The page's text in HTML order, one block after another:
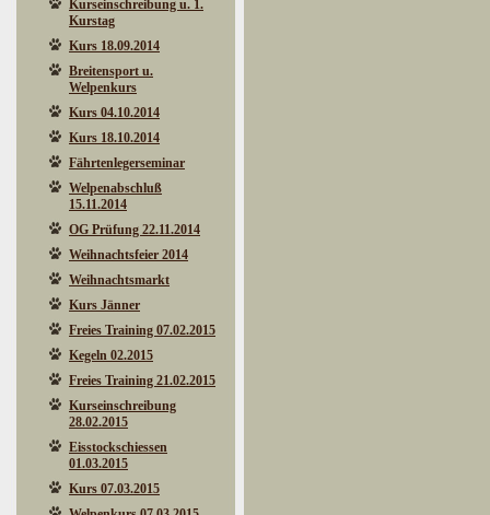
Kurseinschreibung u. 1.
Kurstag
Kurs 18.09.2014
Breitensport u.
Welpenkurs
Kurs 04.10.2014
Kurs 18.10.2014
Fährtenlegerseminar
Welpenabschluß
15.11.2014
OG Prüfung 22.11.2014
Weihnachtsfeier 2014
Weihnachtsmarkt
Kurs Jänner
Freies Training 07.02.2015
Kegeln 02.2015
Freies Training 21.02.2015
Kurseinschreibung
28.02.2015
Eisstockschiessen
01.03.2015
Kurs 07.03.2015